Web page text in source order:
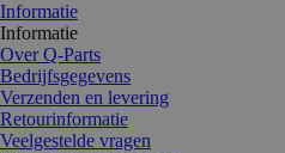
Informatie
Informatie
Over Q-Parts
Bedrijfsgegevens
Verzenden en levering
Retourinformatie
Veelgestelde vragen